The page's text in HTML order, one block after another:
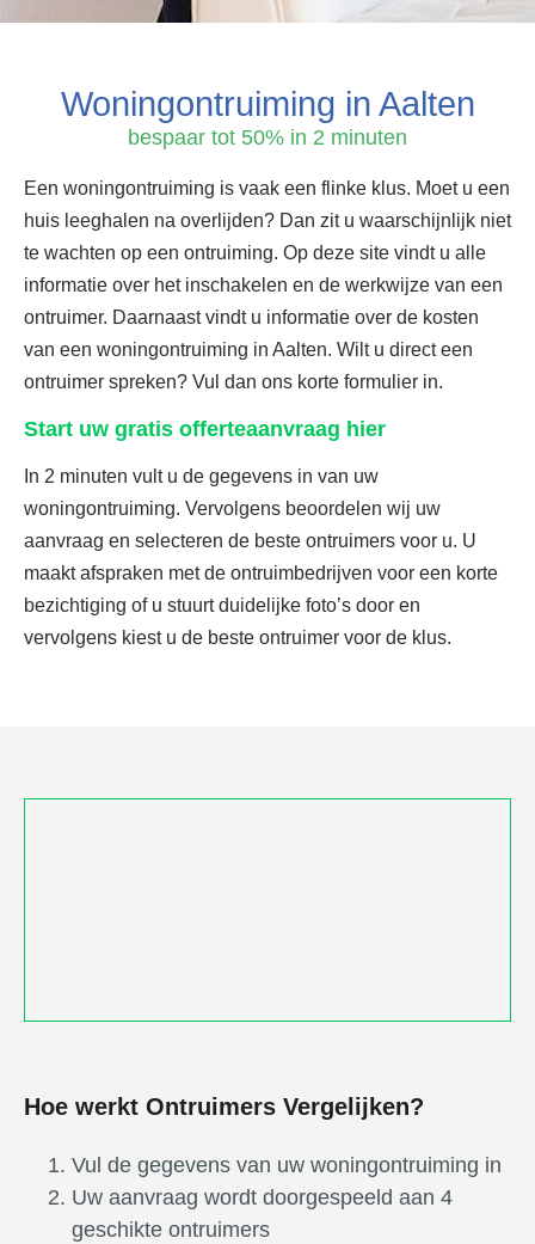
Woningontruiming in Aalten
bespaar tot 50% in 2 minuten
Een woningontruiming is vaak een flinke klus. Moet u een
huis leeghalen na overlijden? Dan zit u waarschijnlijk niet
te wachten op een ontruiming. Op deze site vindt u alle
informatie over het inschakelen en de werkwijze van een
ontruimer. Daarnaast vindt u informatie over de kosten
van een woningontruiming in Aalten. Wilt u direct een
ontruimer spreken? Vul dan ons korte formulier in.
Start uw gratis offerteaanvraag hier
In 2 minuten vult u de gegevens in van uw
woningontruiming. Vervolgens beoordelen wij uw
aanvraag en selecteren de beste ontruimers voor u. U
maakt afspraken met de ontruimbedrijven voor een korte
bezichtiging of u stuurt duidelijke foto’s door en
vervolgens kiest u de beste ontruimer voor de klus.
Hoe werkt Ontruimers Vergelijken?
Vul de gegevens van uw woningontruiming in
Uw aanvraag wordt doorgespeeld aan 4
geschikte ontruimers